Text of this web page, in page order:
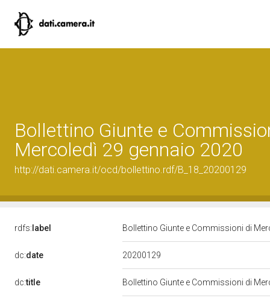
Bollettino Giunte e
Mercoledì 29 gennaio 2020
http://dati.camera.it/ocd/bollettino.rdf/B_18_20200129
rdfs: label Bollettino Giunte e Commissioni di
dc:date 20200129
dc:title Bollettino Giunte e Commissioni di